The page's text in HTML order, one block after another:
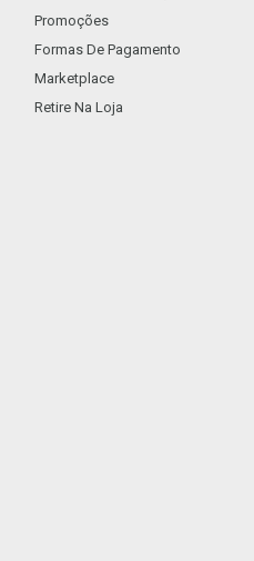
Promoções
Formas De Pagamento
Marketplace
Retire Na Loja